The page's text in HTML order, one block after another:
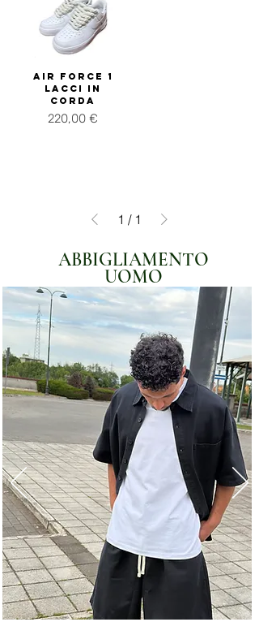
AIR FORCE 1
LACCI IN
CORDA
Prezzo
220,00 €
1 / 1
ABBIGLIAMENTO
UOMO